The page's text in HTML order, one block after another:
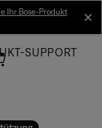
Ihr Bose-Produkt
SUPPORT